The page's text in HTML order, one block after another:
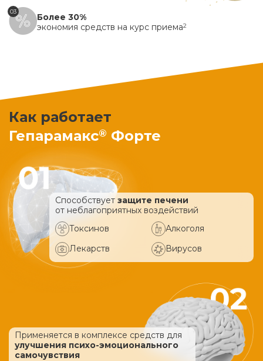
03
Более 30%
экономия средств на курс приема2
Как работает
Гепарамакс® Форте
Способствует защите печени
от неблагоприятных воздействий
Токсинов
Алкоголя
Лекарств
Вирусов
Применяется в комплексе средств для
улучшения психо-эмоционального
самочувствия